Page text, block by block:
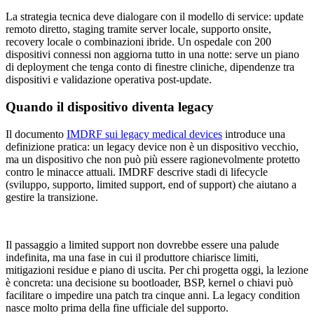
La strategia tecnica deve dialogare con il modello di service: update
remoto diretto, staging tramite server locale, supporto onsite,
recovery locale o combinazioni ibride. Un ospedale con 200
dispositivi connessi non aggiorna tutto in una notte: serve un piano
di deployment che tenga conto di finestre cliniche, dipendenze tra
dispositivi e validazione operativa post-update.
Quando il dispositivo diventa legacy
Il documento IMDRF sui legacy medical devices introduce una
definizione pratica: un legacy device non è un dispositivo vecchio,
ma un dispositivo che non può più essere ragionevolmente protetto
contro le minacce attuali. IMDRF descrive stadi di lifecycle
(sviluppo, supporto, limited support, end of support) che aiutano a
gestire la transizione.
Il passaggio a limited support non dovrebbe essere una palude
indefinita, ma una fase in cui il produttore chiarisce limiti,
mitigazioni residue e piano di uscita. Per chi progetta oggi, la lezione
è concreta: una decisione su bootloader, BSP, kernel o chiavi può
facilitare o impedire una patch tra cinque anni. La legacy condition
nasce molto prima della fine ufficiale del supporto.